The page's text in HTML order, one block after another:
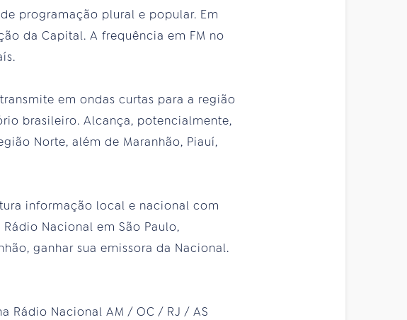
programação plural e popular. Em
da Capital. A frequência em FM no
em ondas curtas para a região
brasileiro. Alcança, potencialmente,
Norte, além de Maranhão, Piauí,
informação local e nacional com
Nacional em São Paulo,
ganhar sua emissora da Nacional.
Rádio Nacional AM / OC / RJ / AS